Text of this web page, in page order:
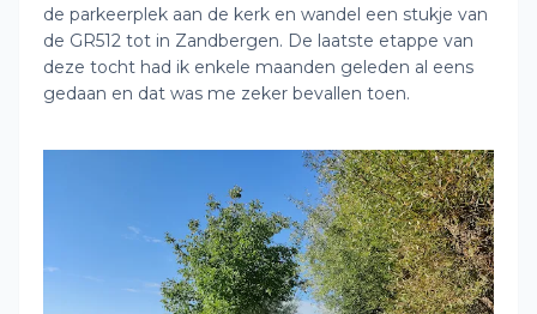
de parkeerplek aan de kerk en wandel een stukje van
de GR512 tot in Zandbergen. De laatste etappe van
deze tocht had ik enkele maanden geleden al eens
gedaan en dat was me zeker bevallen toen.